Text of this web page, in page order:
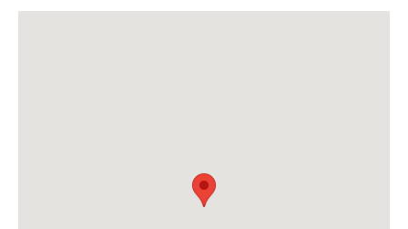
ビルコード：